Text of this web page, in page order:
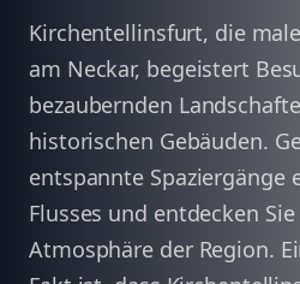
Kirchentellinsfurt, die
am Neckar, begeistert
bezaubernden
historischen Gebäuden.
entspannte Spaziergänge
Flusses und entdecken
Atmosphäre der Region.